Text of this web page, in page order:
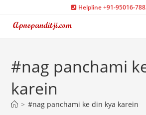
content
Helpline +91-95016-
#nag panchami
karein
> #nag panchami ke din kya karein